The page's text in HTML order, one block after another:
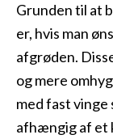
Grunden til at
er, hvis man
afgrøden.
og mere
med fast vinge
afhængig af et